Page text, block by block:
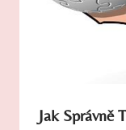
Jak Správně